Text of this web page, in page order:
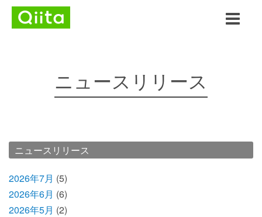
ニュースリリース
ニュースリリース
2026年7月 (5)
2026年6月 (6)
2026年5月 (2)